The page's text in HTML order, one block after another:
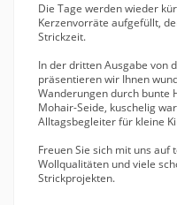
Die Tage werden wieder
Kerzenvorräte aufgefüllt,
Strickzeit.
In der dritten Ausgabe von
präsentieren wir Ihnen
Wanderungen durch bunte
Mohair-Seide, kuschelig
Alltagsbegleiter für kleine
Freuen Sie sich mit uns auf
Wollqualitäten und viele
Strickprojekten.